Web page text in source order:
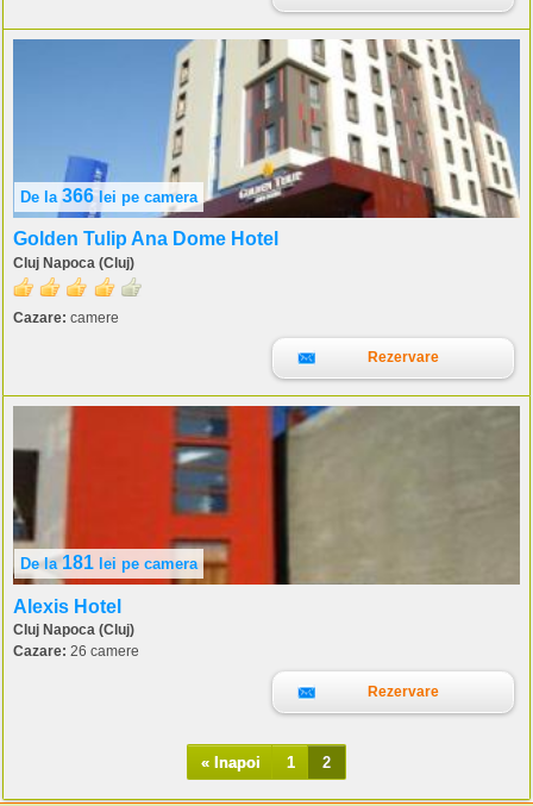
De la 366 lei pe camera
Golden Tulip Ana Dome Hotel
Cluj Napoca (Cluj)
Cazare: camere
Rezervare
De la 181 lei pe camera
Alexis Hotel
Cluj Napoca (Cluj)
Cazare: 26 camere
Rezervare
« Inapoi 1 2